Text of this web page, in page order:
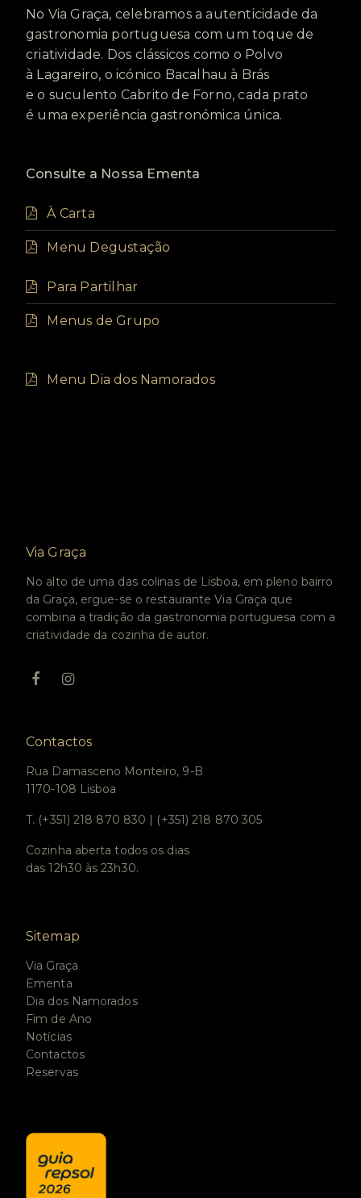
No Via Graça, celebramos a autenticidade da
gastronomia portuguesa com um toque de
criatividade. Dos clássicos como o Polvo
à Lagareiro, o icónico Bacalhau à Brás
e o suculento Cabrito de Forno, cada prato
é uma experiência gastronómica única.
Consulte a Nossa Ementa
À Carta
Menu Degustação
Para Partilhar
Menus de Grupo
Menu Dia dos Namorados
Via Graça
No alto de uma das colinas de Lisboa, em pleno bairro
da Graça, ergue-se o restaurante Via Graça que
combina a tradição da gastronomia portuguesa com a
criatividade da cozinha de autor.
Contactos
Rua Damasceno Monteiro, 9-B
1170-108 Lisboa
T. (+351) 218 870 830 | (+351) 218 870 305
Cozinha aberta todos os dias
das 12h30 às 23h30.
Sitemap
Via Graça
Ementa
Dia dos Namorados
Fim de Ano
Notícias
Contactos
Reservas